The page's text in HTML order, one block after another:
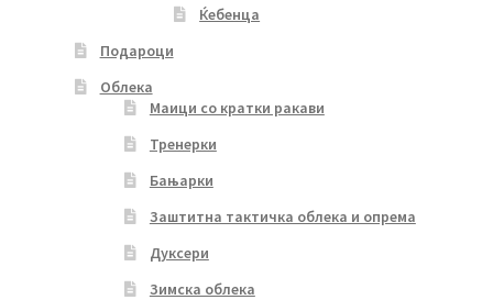
Ќебенца
Подароци
Облека
Маици со кратки ракави
Тренерки
Бањарки
Заштитна тактичка облека и опрема
Дуксери
Зимска облека